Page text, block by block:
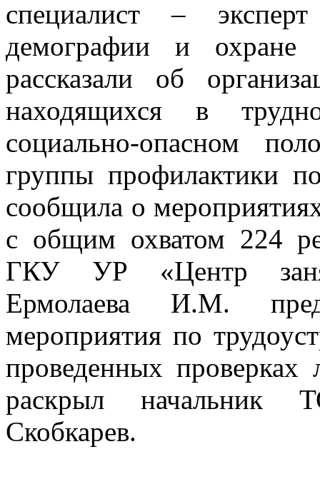
специалист –
демографии и охране
рассказали об
находящихся в
социально-опасном
группы профилактики
сообщила о
с общим охватом 224
ГКУ УР «Центр
Ермолаева И.М.
мероприятия по
проведенных проверках
раскрыл начальник
Скобкарев.